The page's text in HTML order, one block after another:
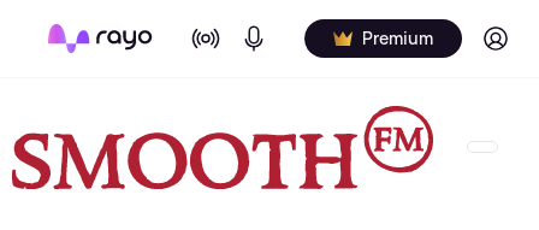
On Air Podcasts Premium Log in